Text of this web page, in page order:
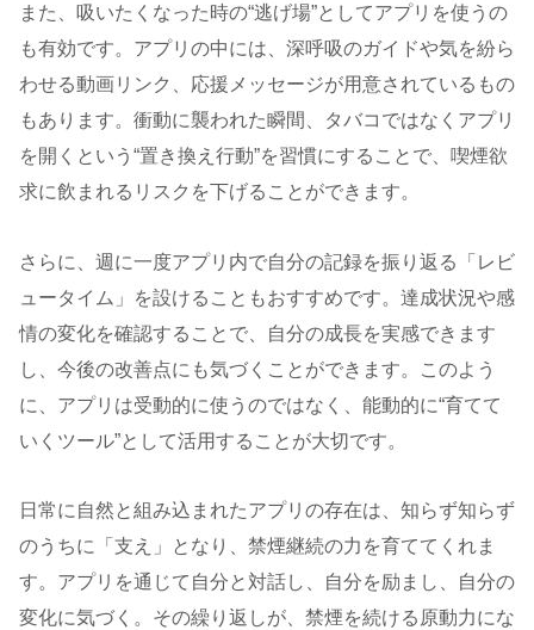
また、吸いたくなった時の“逃げ場”としてアプリを使うの
も有効です。アプリの中には、深呼吸のガイドや気を紛ら
わせる動画リンク、応援メッセージが用意されているもの
もあります。衝動に襲われた瞬間、タバコではなくアプリ
を開くという“置き換え行動”を習慣にすることで、喫煙欲
求に飲まれるリスクを下げることができます。
さらに、週に一度アプリ内で自分の記録を振り返る「レビ
ュータイム」を設けることもおすすめです。達成状況や感
情の変化を確認することで、自分の成長を実感できます
し、今後の改善点にも気づくことができます。このよう
に、アプリは受動的に使うのではなく、能動的に“育てて
いくツール”として活用することが大切です。
日常に自然と組み込まれたアプリの存在は、知らず知らず
のうちに「支え」となり、禁煙継続の力を育ててくれま
す。アプリを通じて自分と対話し、自分を励まし、自分の
変化に気づく。その繰り返しが、禁煙を続ける原動力にな